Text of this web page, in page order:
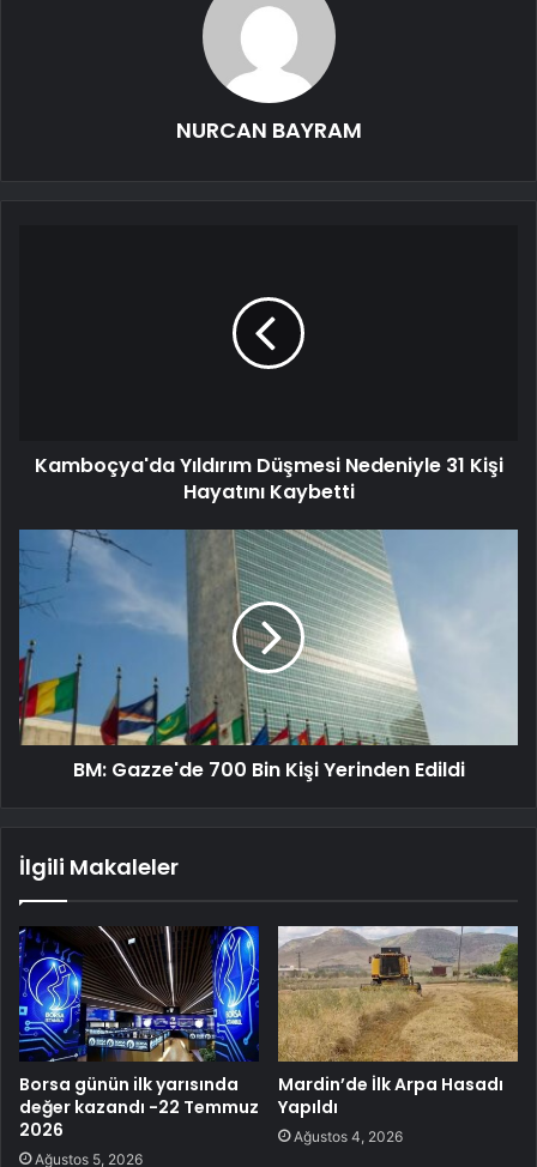
NURCAN BAYRAM
Kamboçya'da Yıldırım Düşmesi Nedeniyle 31 Kişi
Hayatını Kaybetti
BM: Gazze'de 700 Bin Kişi Yerinden Edildi
İlgili Makaleler
Borsa günün ilk yarısında
değer kazandı -22 Temmuz
2026
Ağustos 5, 2026
Mardin’de İlk Arpa Hasadı
Yapıldı
Ağustos 4, 2026